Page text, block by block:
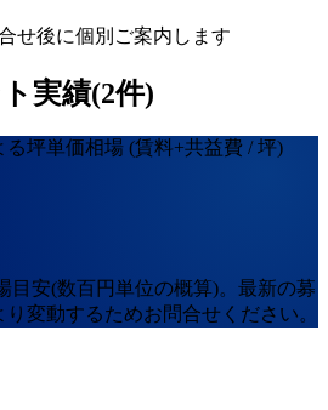
せ後に個別ご案内します
実績(2件)
る坪単価相場 (賃料+共益費 / 坪)
安(数百円単位の概算)。最新の募
変動するためお問合せください。